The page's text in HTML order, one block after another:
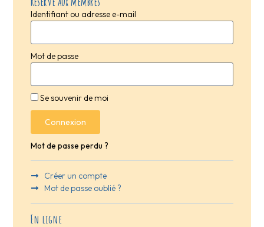
Identifiant ou adresse e-mail
Mot de passe
Se souvenir de moi
Connexion
Mot de passe perdu ?
Créer un compte
Mot de passe oublié ?
En ligne